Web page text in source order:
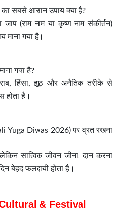
सबसे आसान उपाय क्या है?
(राम नाम या कृष्ण नाम संकीर्तन)
माना गया है।
गया है?
हिंसा, झूठ और अनैतिक तरीके से
होता है।
Yuga Diwas 2026)पर व्रत रखना
सात्विक जीवन जीना, दान करना
बेहद फलदायी होता है।
& Festival